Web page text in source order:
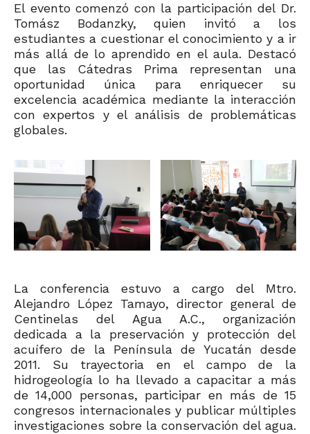
El evento comenzó con la participación del Dr.
Tomász Bodanzky, quien invitó a los
estudiantes a cuestionar el conocimiento y a ir
más allá de lo aprendido en el aula. Destacó
que las Cátedras Prima representan una
oportunidad única para enriquecer su
excelencia académica mediante la interacción
con expertos y el análisis de problemáticas
globales.
La conferencia estuvo a cargo del Mtro.
Alejandro López Tamayo, director general de
Centinelas del Agua A.C., organización
dedicada a la preservación y protección del
acuífero de la Península de Yucatán desde
2011. Su trayectoria en el campo de la
hidrogeología lo ha llevado a capacitar a más
de 14,000 personas, participar en más de 15
congresos internacionales y publicar múltiples
investigaciones sobre la conservación del agua.